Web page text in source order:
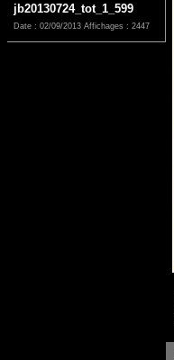
jb20130724_tot_1_599
Date : 02/09/2013 Affichages : 2447